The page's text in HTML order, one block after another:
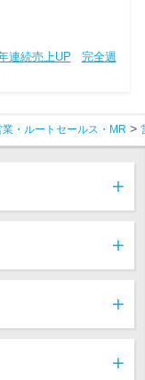
連続売上UP
完全週
・ルートセールス・MR